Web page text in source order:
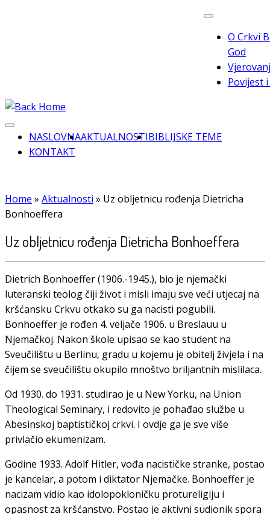
O Crkvi
God
Povijest
NASLOVNAAKTUALNOSTIBIBLIJSKE TEME
KONTAKT
Home » Aktualnosti » Uz obljetnicu rođenja Dietricha
Bonhoeffera
Uz obljetnicu rođenja Dietricha Bonhoeffera
Dietrich Bonhoeffer (1906.-1945.), bio je njemački
luteranski teolog čiji život i misli imaju sve veći utjecaj na
kršćansku Crkvu otkako su ga nacisti pogubili.
Bonhoeffer je rođen 4. veljače 1906. u Breslauu u
Njemačkoj. Nakon škole upisao se kao student na
Sveučilištu u Berlinu, gradu u kojemu je obitelj živjela i na
čijem se sveučilištu okupilo mnoštvo briljantnih mislilaca.
Od 1930. do 1931. studirao je u New Yorku, na Union
Theological Seminary, i redovito je pohađao službe u
Abesinskoj baptističkoj crkvi. I ovdje ga je sve više
privlačio ekumenizam.
Godine 1933. Adolf Hitler, vođa nacističke stranke, postao
je kancelar, a potom i diktator Njemačke. Bonhoeffer je
nacizam vidio kao idolopokloničku protureligiju i
opasnost za kršćanstvo. Postao je aktivni sudionik spora